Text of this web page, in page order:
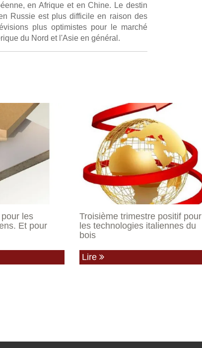
en Afrique et en Chine. Le destin
Russie est plus difficile en raison des
plus optimistes pour le marché
du Nord et l'Asie en général.
les
Et pour
Troisième trimestre positif pour
les technologies italiennes du
bois
Lire